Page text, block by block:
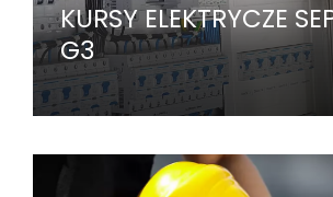
KURSY ELEKTRYCZE
G3